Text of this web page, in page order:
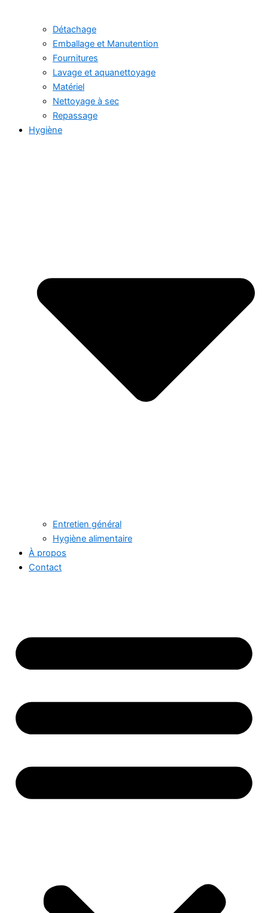
Détachage
Emballage et Manutention
Fournitures
Lavage et aquanettoyage
Matériel
Nettoyage à sec
Repassage
Hygiène
Entretien général
Hygiène alimentaire
À propos
Contact